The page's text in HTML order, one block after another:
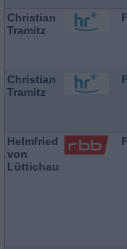
Christian
Tramitz
Christian
Tramitz
Helmfried
von
Lüttichau